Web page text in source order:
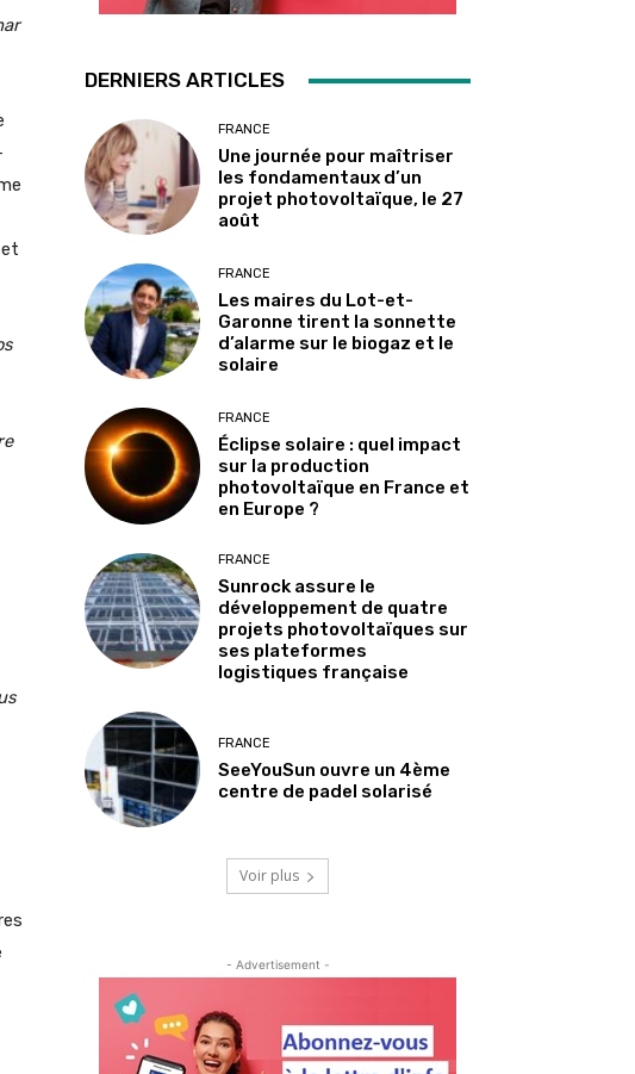
DERNIERS ARTICLES
FRANCE
Une journée pour maîtriser
les fondamentaux d’un
projet photovoltaïque, le 27
août
FRANCE
Les maires du Lot-et-
Garonne tirent la sonnette
d’alarme sur le biogaz et le
solaire
FRANCE
Éclipse solaire : quel impact
sur la production
photovoltaïque en France et
en Europe ?
FRANCE
Sunrock assure le
développement de quatre
projets photovoltaïques sur
ses plateformes
logistiques française
FRANCE
SeeYouSun ouvre un 4ème
centre de padel solarisé
Voir plus
- Advertisement -